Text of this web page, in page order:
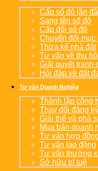
Cấp sổ đỏ lần
Sang tên sổ đỏ
Cấp đổi sổ đỏ
Chuyển đổi
Thừa kế nhà đất
Tư vấn về thu
Giải quyết tranh
Hỏi đáp về đất
Tư vấn Doanh Nghiệp
Thành lập công
Thay đổi đăng
Giải thể và phá
Mua bán doanh
Tư vấn hợp
Tư vấn lao động
Tư vấn thường
Sở hữu trí tuệ